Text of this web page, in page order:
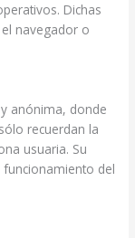
Dichas
navegador o
anónima, donde
recuerdan la
usuaria. Su
del